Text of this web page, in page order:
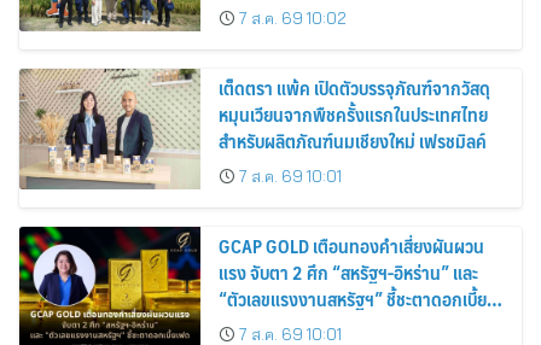
7 ส.ค. 69 10:02
เต็ดตรา แพ้ค เปิดตัวบรรจุภัณฑ์จากวัสดุ
หมุนเวียนจากพืชครั้งแรกในประเทศไทย
สำหรับผลิตภัณฑ์นมเชียงใหม่ เฟรชมิลค์
7 ส.ค. 69 10:01
GCAP GOLD เตือนทองคำเสี่ยงผันผวน
แรง จับตา 2 ศึก “สหรัฐฯ-อิหร่าน” และ
“ตัวเลขแรงงานสหรัฐฯ” ชี้ชะตาดอกเบี้ย
เฟด7 ส.ค. 69 10:01